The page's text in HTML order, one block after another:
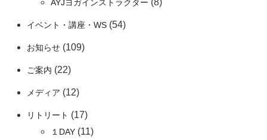
AYJヨガインストラクター
イベント・講座・WS (54)
お知らせ (109)
ご案内 (22)
メディア (12)
リトリート (17)
１DAY (11)